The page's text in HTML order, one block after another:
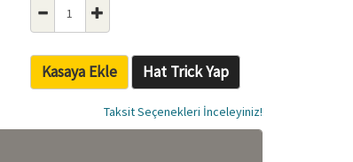
Kasaya Ekle Hat Trick Yap
Taksit Seçenekleri İnceleyiniz!